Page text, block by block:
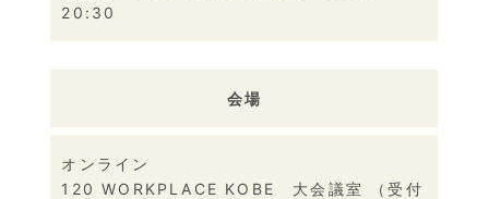
20:30
会場
オンライン
120 WORKPLACE KOBE 大会議室 （受付